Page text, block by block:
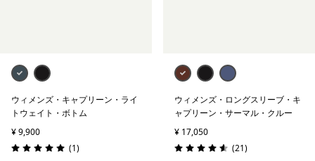
ウィメンズ・キャプリーン・ライ
トウェイト・ボトム
¥ 9,900
評価: 5.0 / 5
(1レビュー
)
ウィメンズ・ロングスリーブ・キ
ャプリーン・サーマル・クルー
¥ 17,050
評価: 4.6 / 5
(21レビュー
)